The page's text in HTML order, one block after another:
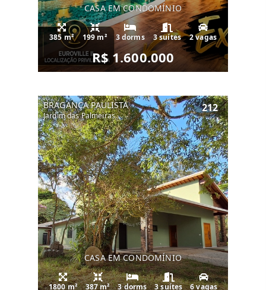
CASA EM CONDOMÍNIO
385 m² 199 m² 3 dorms 3 suítes 2 vagas
R$ 1.600.000
BRAGANÇA PAULISTA
Jardim das Palmeiras
212
CASA EM CONDOMÍNIO
1800 m² 387 m² 3 dorms 3 suítes 6 vagas